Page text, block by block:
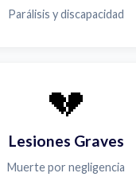
Parálisis y discapacidad
💔
Lesiones Graves
Muerte por negligencia